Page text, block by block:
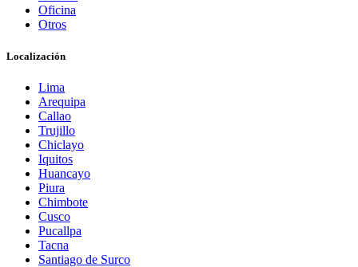
Oficina
Otros
Localización
Lima
Arequipa
Callao
Trujillo
Chiclayo
Iquitos
Huancayo
Piura
Chimbote
Cusco
Pucallpa
Tacna
Santiago de Surco